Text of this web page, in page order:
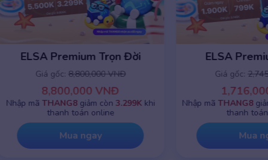
ELSA Premium 1 năm
Giá gốc:2,745,000 VNĐ
1,716,000 VNĐ
Nhập mã THANG8 giảm chỉ còn799Kkhi
thanh toán online
Mua ngay
ELSA
Giá gốc:
Nhập mãTHANG8
thanh
Mua